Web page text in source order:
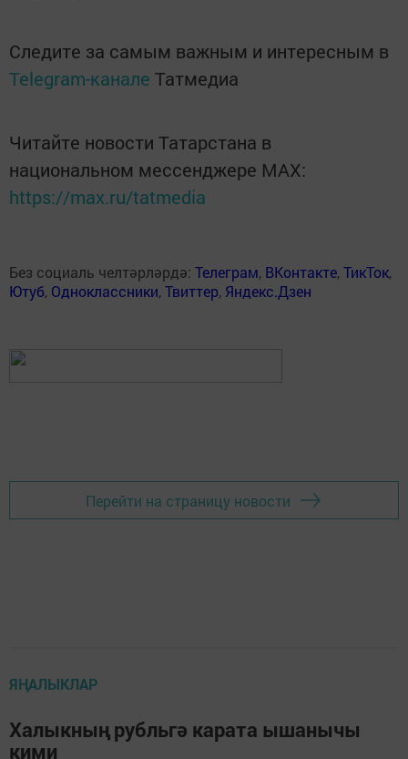
Следите за самым важным и интересным в
Telegram-канале Татмедиа
Читайте новости Татарстана в
национальном мессенджере MАХ:
https://max.ru/tatmedia
Без социаль челтәрләрдә: Телеграм, ВКонтакте,ТикТок,
Ютуб, Одноклассники,Твиттер, Яндекс.Дзен
Перейти на страницу новости
ЯҢАЛЫКЛАР
Халыкның рубльгә карата ышанычы
кими